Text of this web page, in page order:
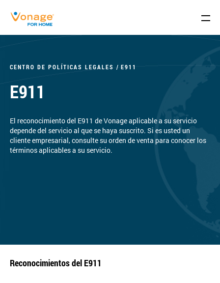
CENTRO DE POLÍTICAS LEGALES E911
E911
El reconocimiento del E911 de Vonage aplicable a su servicio
depende del servicio al que se haya suscrito. Si es usted un
cliente empresarial, consulte su orden de venta para conocer los
términos aplicables a su servicio.
Reconocimientos del E911